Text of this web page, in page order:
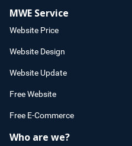
MWE Service
Website Price
Website Design
Website Update
Free Website
Free E-Commerce
Who are we?